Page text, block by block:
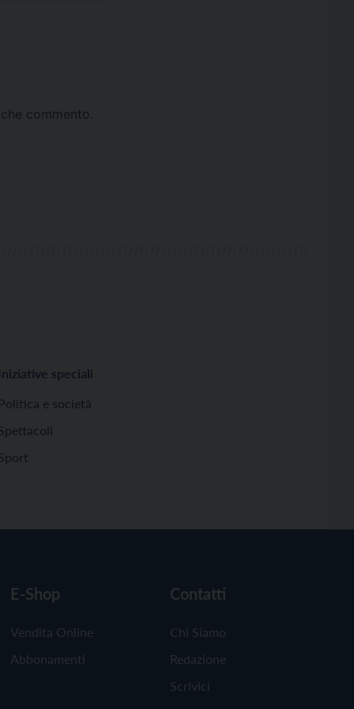
commento.
Iniziative speciali
Politica e società
E-Shop
Vendita Online
Abbonamenti
Contatti
Chi Siamo
Redazione
Scrivici